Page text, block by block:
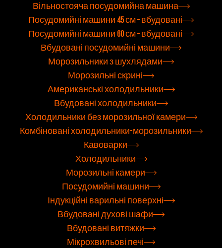
Вільностояча посудомийна машина
Посудомийні машини 45 см – вбудовані
Посудомийні машини 60 см – вбудовані
Вбудовані посудомийні машини
Морозильники з шухлядами
Морозильні скрині
Американські холодильники
Вбудовані холодильники
Холодильники без морозильної камери
Комбіновані холодильники-морозильники
Кавоварки
Холодильники
Морозильні камери
Посудомийні машини
Індукційні варильні поверхні
Вбудовані духові шафи
Вбудовані витяжки
Мікрохвильові печі